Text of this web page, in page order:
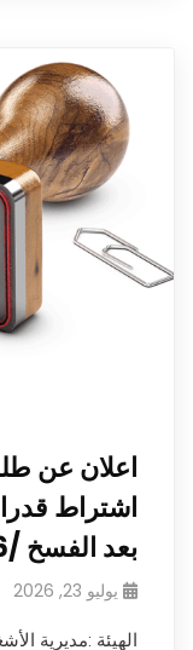
اعلان عن
بعد الفسخ /2026
يوليو 23, 2026